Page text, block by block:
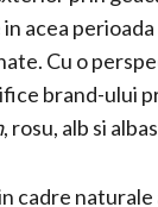
in acea
Cu o
brand-ului
, rosu, alb si
cadre